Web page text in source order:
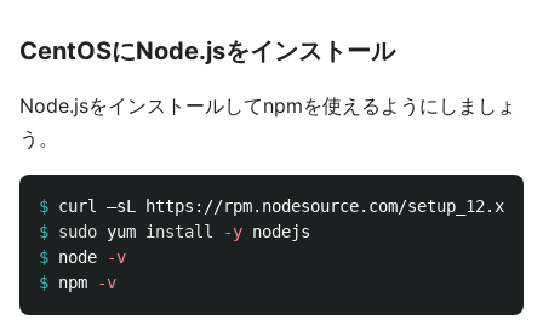
CentOSにNode.jsをインストール
Node.jsをインストールしてnpmを使えるようにしましょ
う。
$ curl —sL https://rpm.nodesource.com/setup_12.x |
$ sudo yum install -y
$ node
-v
$ npm -v